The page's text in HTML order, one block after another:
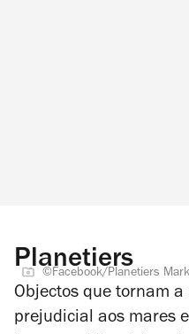
Planetiers
©Facebook/Planetiers
Objectos que tornam
prejudicial aos mares